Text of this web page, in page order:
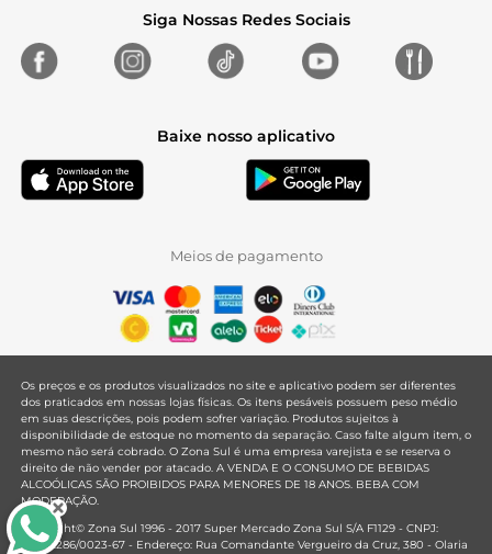
Siga Nossas Redes Sociais
Baixe nosso aplicativo
Meios de pagamento
Os preços e os produtos visualizados no site e aplicativo podem ser diferentes
dos praticados em nossas lojas físicas. Os itens pesáveis possuem peso médio
em suas descrições, pois podem sofrer variação. Produtos sujeitos à
disponibilidade de estoque no momento da separação. Caso falte algum item, o
mesmo não será cobrado. O Zona Sul é uma empresa varejista e se reserva o
direito de não vender por atacado. A VENDA E O CONSUMO DE BEBIDAS
ALCOÓLICAS SÃO PROIBIDOS PARA MENORES DE 18 ANOS. BEBA COM
MODERAÇÃO.
Copyright© Zona Sul 1996 - 2017 Super Mercado Zona Sul S/A F1129 - CNPJ:
33.381.286/0023-67 - Endereço: Rua Comandante Vergueiro da Cruz, 380 - Olaria